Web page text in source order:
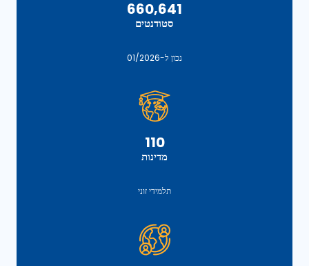
660,641
סטודנטים
נכון ל-01/2026
110
מדינות
תלמידי זוני